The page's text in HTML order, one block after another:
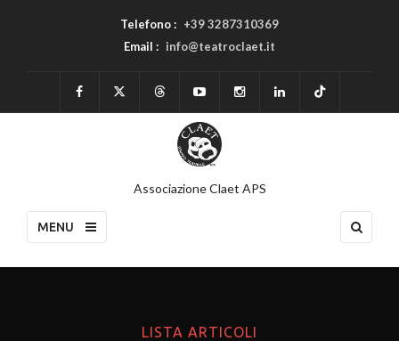
Telefono : +39 3287310369
Email : info@teatroclaet.it
Associazione Claet APS
MENU
LISTA ARTICOLI